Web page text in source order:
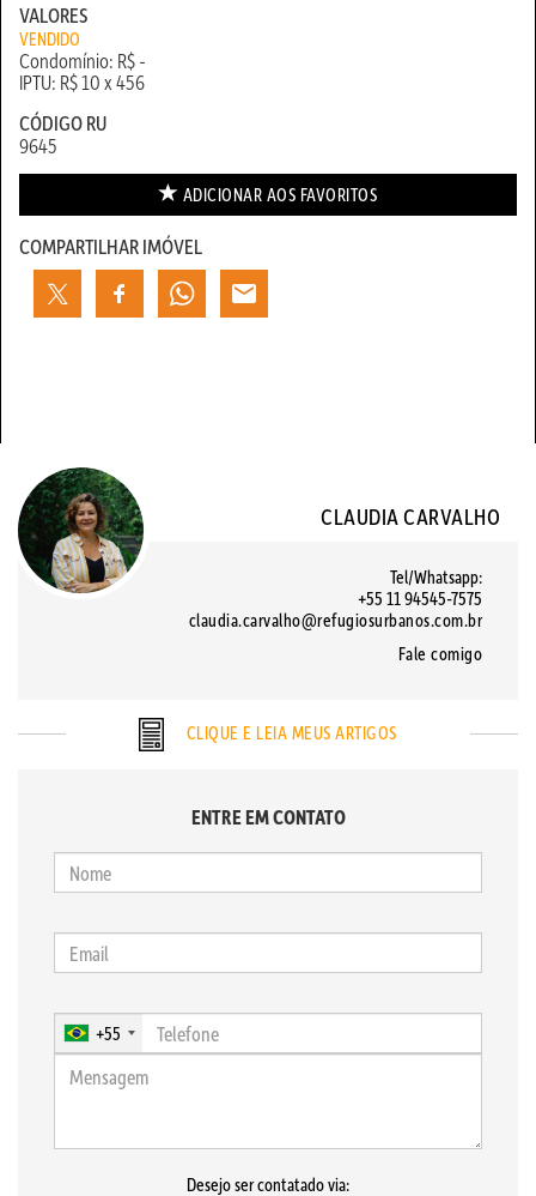
VALORES
VENDIDO
Condomínio: R$ -
IPTU: R$ 10 x 456
CÓDIGO RU
9645
ADICIONAR AOS FAVORITOS
COMPARTILHAR IMÓVEL
CLAUDIA CARVALHO
Tel/Whatsapp:
+55 11 94545-7575
claudia.carvalho@refugiosurbanos.com.br
Fale comigo
CLIQUE E LEIA MEUS ARTIGOS
ENTRE EM CONTATO
+55
Desejo ser contatado via: